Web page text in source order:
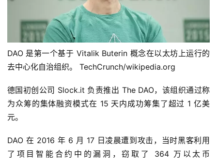
DAO 是第一个基于 Vitalik Buterin 概念在以太坊上运行的
去中心化自治组织。 TechCrunch/wikipedia.org
德国初创公司 Slock.it 负责推出 The DAO，该组织通过称
为众筹的集体融资模式在 15 天内成功筹集了超过 1 亿美
元。
DAO 在 2016 年 6 月 17 日凌晨遭到攻击，当时黑客利用
了项目智能合约中的漏洞，窃取了 364 万以太币